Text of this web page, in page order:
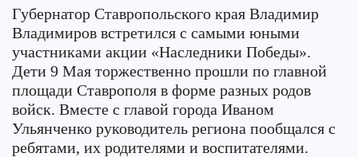
Губернатор Ставропольского края Владимир
Владимиров встретился с самыми юными
участниками акции «Наследники Победы».
Дети 9 Мая торжественно прошли по главной
площади Ставрополя в форме разных родов
войск. Вместе с главой города Иваном
Ульянченко руководитель региона пообщался с
ребятами, их родителями и воспитателями.